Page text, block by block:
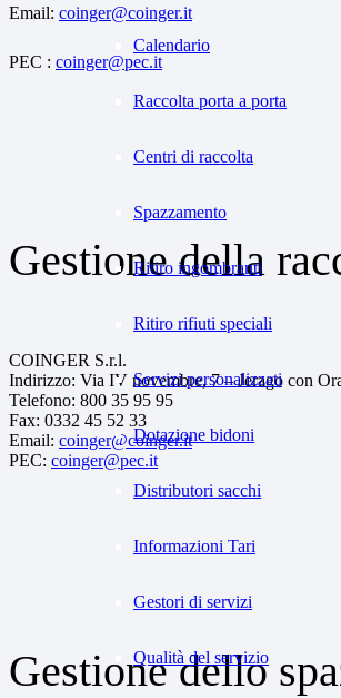
Calendario
Raccolta porta a porta
Centri di raccolta
Spazzamento
Ritiro ingombranti
Ritiro rifiuti speciali
Servizi personalizzati
Dotazione bidoni
Distributori sacchi
Informazioni Tari
Gestori di servizi
Qualità del servizio
Email: coinger@coinger.it
PEC : coinger@pec.it
Gestione della
COINGER S.r.l.
Indirizzo: Via IV novembre, 7 – Jerago con
Telefono: 800 35 95 95
Fax: 0332 45 52 33
Email: coinger@coinger.it
PEC: coinger@pec.it
Gestione dello